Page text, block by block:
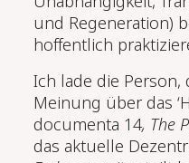
und Regeneration)
hoffentlich
Ich lade die
Meinung über das
documenta 14, The
das aktuelle